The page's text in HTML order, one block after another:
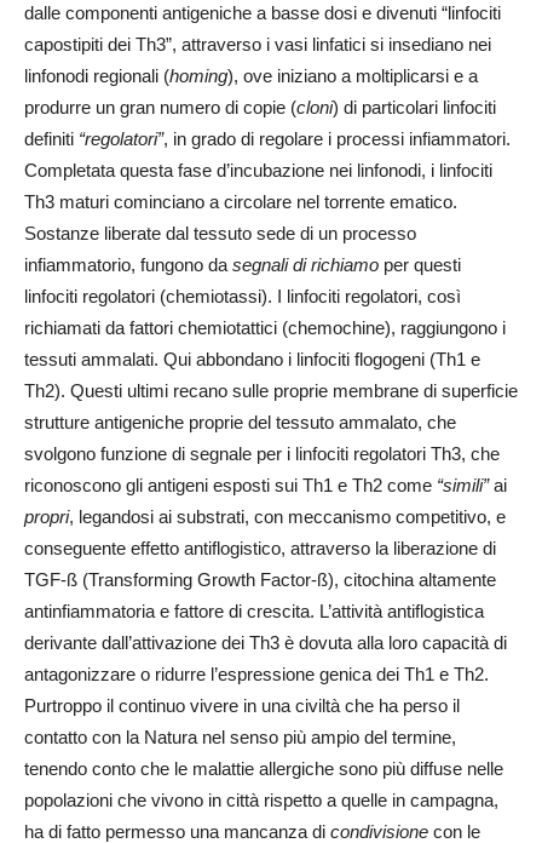
dalle componenti antigeniche a basse dosi e divenuti “linfociti
capostipiti dei Th3”, attraverso i vasi linfatici si insediano nei
linfonodi regionali (homing), ove iniziano a moltiplicarsi e a
produrre un gran numero di copie (cloni) di particolari linfociti
definiti “regolatori”, in grado di regolare i processi infiammatori.
Completata questa fase d’incubazione nei linfonodi, i linfociti
Th3 maturi cominciano a circolare nel torrente ematico.
Sostanze liberate dal tessuto sede di un processo
infiammatorio, fungono da segnali di richiamo per questi
linfociti regolatori (chemiotassi). I linfociti regolatori, così
richiamati da fattori chemiotattici (chemochine), raggiungono i
tessuti ammalati. Qui abbondano i linfociti flogogeni (Th1 e
Th2). Questi ultimi recano sulle proprie membrane di superficie
strutture antigeniche proprie del tessuto ammalato, che
svolgono funzione di segnale per i linfociti regolatori Th3, che
riconoscono gli antigeni esposti sui Th1 e Th2 come “simili”ai
propri, legandosi ai substrati, con meccanismo competitivo, e
conseguente effetto antiflogistico, attraverso la liberazione di
TGF-ß (Transforming Growth Factor-ß), citochina altamente
antinfiammatoria e fattore di crescita. L’attività antiflogistica
derivante dall’attivazione dei Th3 è dovuta alla loro capacità di
antagonizzare o ridurre l’espressione genica dei Th1 e Th2.
Purtroppo il continuo vivere in una civiltà che ha perso il
contatto con la Natura nel senso più ampio del termine,
tenendo conto che le malattie allergiche sono più diffuse nelle
popolazioni che vivono in città rispetto a quelle in campagna,
ha di fatto permesso una mancanza di condivisione con le